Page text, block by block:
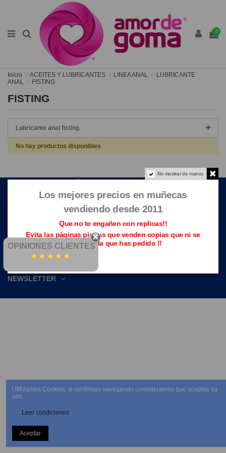
0
Inicio ACEITES Y LUBRICANTES LINEA ANAL
LUBRICANTE
ANAL
FISTING
FISTING
Lubricante anal fisting
No hay productos disponibles
CONTACTE CON NOSOTROS
OPINIONES CLIENTES
NEWSLETTER
No mostrar de nuevo.
Los mejores precios en muñecas
vendiendo desde 2011
Que no te engañen con replicas!!
Evita las páginas piratas que venden copias que ni se
parecen a la que has pedido !!
Utilizamos Cookies, si continúas navegando consideramos que aceptas su
uso.
Leer condiciones
Aceptar